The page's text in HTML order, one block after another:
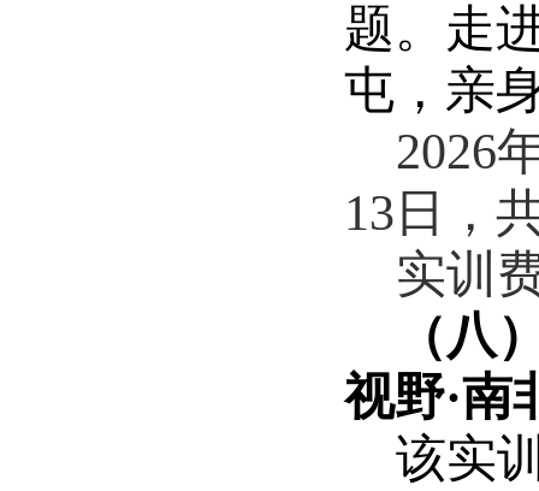
题。走
屯，亲
2026
13 日，
实训
（八
视野·南
该实